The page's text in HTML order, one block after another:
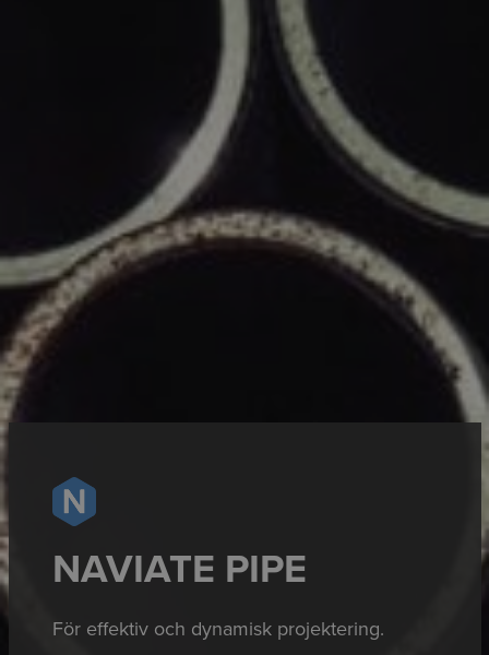
NAVIATE PIPE
För effektiv och dynamisk projektering.